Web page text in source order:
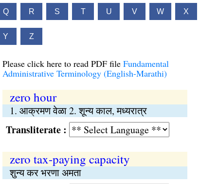
Q R S T U V W X
Y Z
Please click here to read PDF file Fundamental
Administrative Terminology (English-Marathi)
zero hour
1. आक्रमण वेळा 2. शून्य काल, मध्यरात्र
:
zero tax-paying capacity
शुन्य कर भरणा अमता